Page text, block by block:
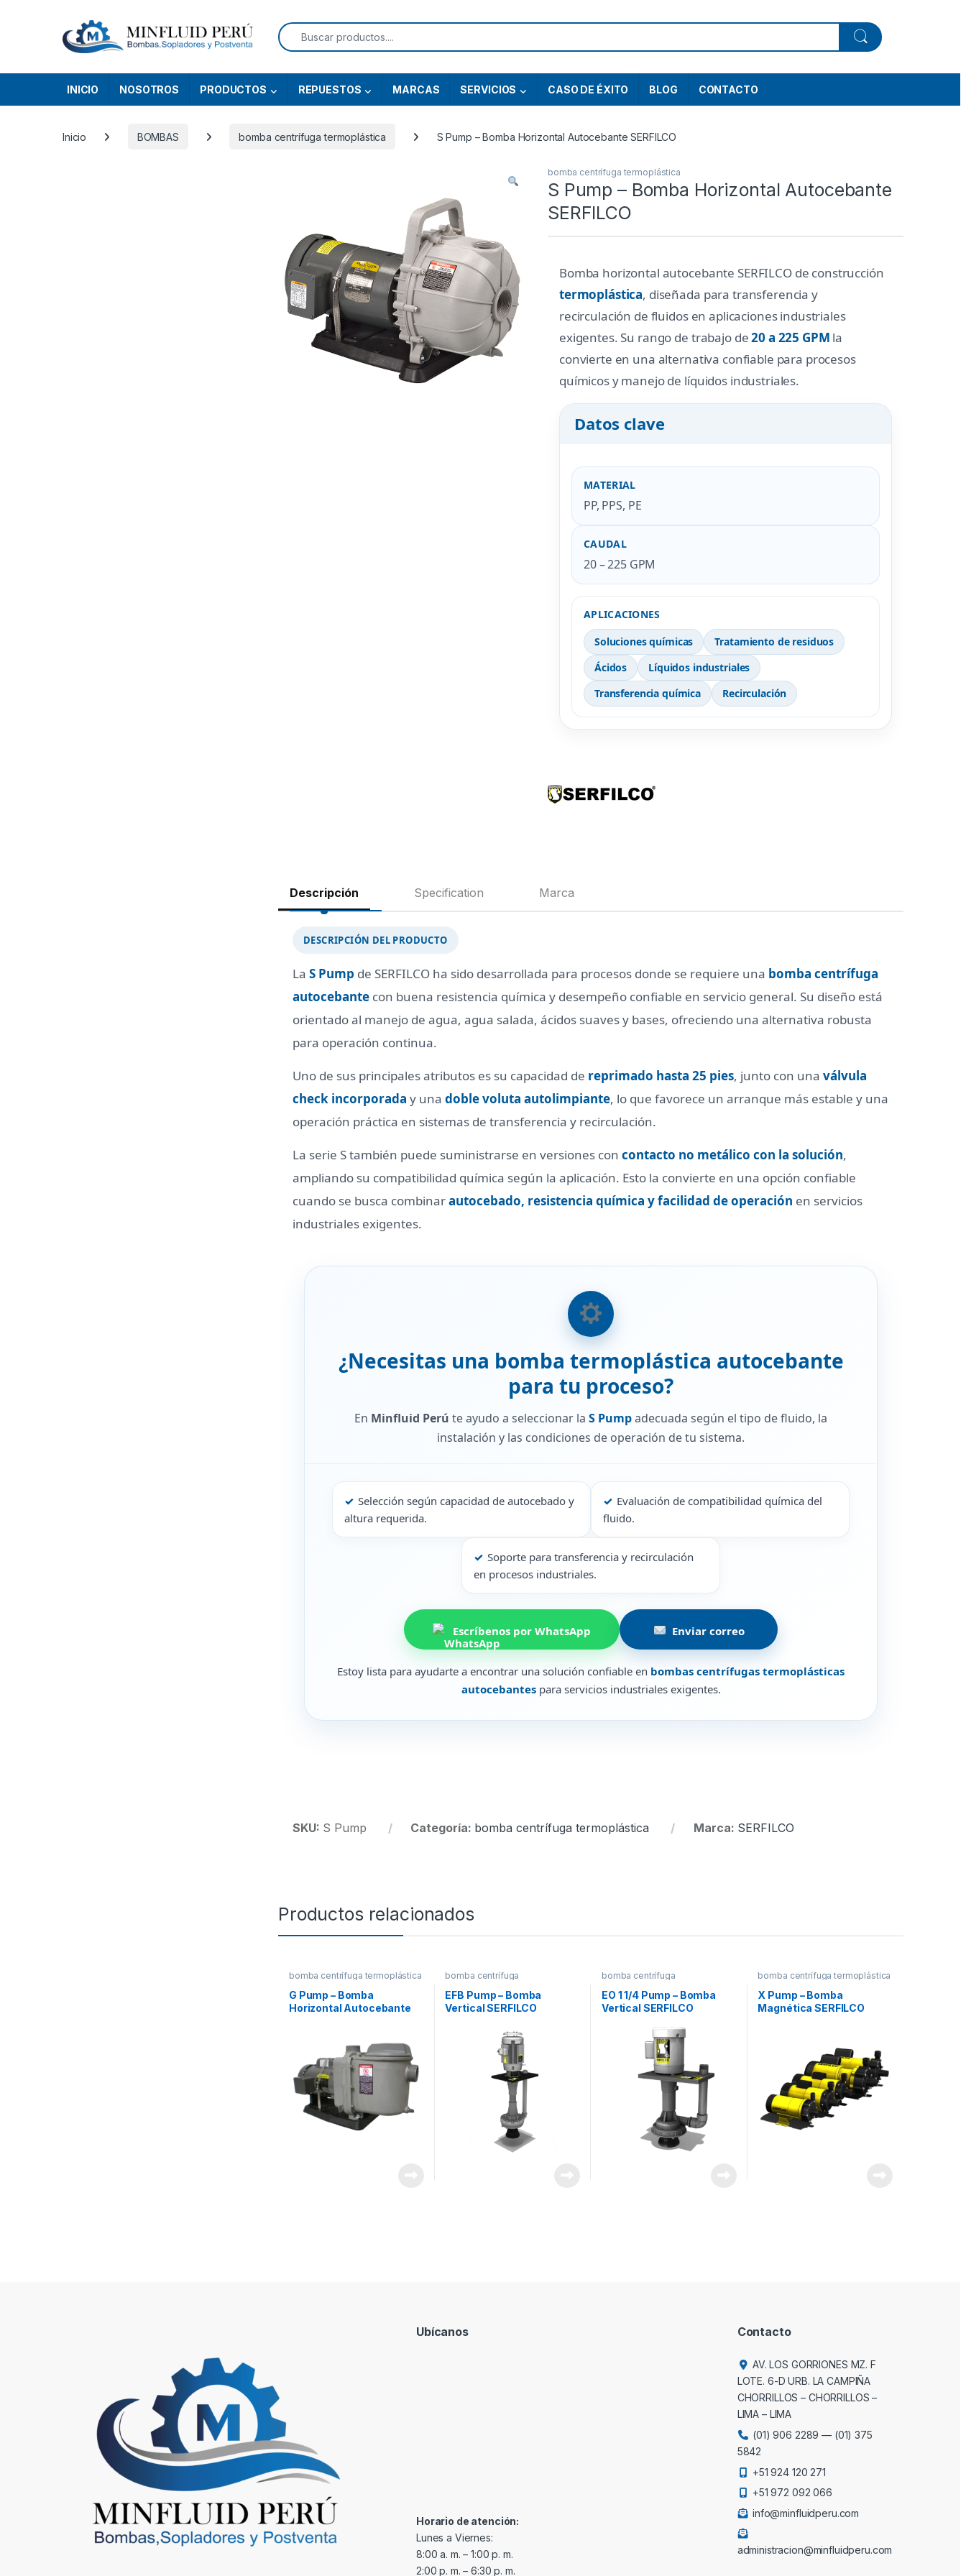
Search for:
INICIO NOSOTROS PRODUCTOS REPUESTOS MARCAS SERVICIOS CASO DE ÉXITO BLOG CONTACTO
Inicio BOMBAS bomba centrífuga termoplástica S Pump – Bomba Horizontal Autocebante SERFILCO
bomba centrífuga termoplástica
S Pump – Bomba Horizontal Autocebante
SERFILCO
Bomba horizontal autocebante SERFILCO de construcción
termoplástica, diseñada para transferencia y
recirculación de fluidos en aplicaciones industriales
exigentes. Su rango de trabajo de20 a 225 GPM la
convierte en una alternativa confiable para procesos
químicos y manejo de líquidos industriales.
Datos clave
MATERIAL
PP, PPS, PE
CAUDAL
20 – 225 GPM
APLICACIONES
Soluciones químicas
Tratamiento de residuos
Ácidos
Líquidos industriales
Transferencia química
Recirculación
Descripción Specification Marca
DESCRIPCIÓN DEL PRODUCTO
La S Pump de SERFILCO ha sido desarrollada para procesos donde se requiere una bomba centrífuga
autocebante con buena resistencia química y desempeño confiable en servicio general. Su diseño está
orientado al manejo de agua, agua salada, ácidos suaves y bases, ofreciendo una alternativa robusta
para operación continua.
Uno de sus principales atributos es su capacidad de reprimado hasta 25 pies, junto con una válvula
check incorporada y una doble voluta autolimpiante, lo que favorece un arranque más estable y una
operación práctica en sistemas de transferencia y recirculación.
La serie S también puede suministrarse en versiones con contacto no metálico con la solución,
ampliando su compatibilidad química según la aplicación. Esto la convierte en una opción confiable
cuando se busca combinarautocebado, resistencia química y facilidad de operación en servicios
industriales exigentes.
¿Necesitas una bomba termoplástica autocebante
para tu proceso?
En Minfluid Perú te ayudo a seleccionar la S Pumpadecuada según el tipo de fluido, la
instalación y las condiciones de operación de tu sistema.
✓ Selección según capacidad de autocebado y
altura requerida.
✓ Evaluación de compatibilidad química del
fluido.
✓ Soporte para transferencia y recirculación
en procesos industriales.
Escríbenos por WhatsApp Enviar correo
Estoy lista para ayudarte a encontrar una solución confiable en bombas centrífugas termoplásticas
autocebantespara servicios industriales exigentes.
SKU: S Pump Categoría: bomba centrífuga termoplástica Marca: SERFILCO
Productos relacionados
bomba centrífuga termoplástica
G Pump – Bomba
Horizontal Autocebante
bomba centrífuga
EFB Pump – Bomba
Vertical SERFILCO
bomba centrífuga
EO 1 1/4 Pump – Bomba
Vertical SERFILCO
bomba centrífuga termoplástica
X Pump – Bomba
Magnética SERFILCO
Ubícanos
Horario de atención:
Lunes a Viernes:
8:00 a. m. – 1:00 p. m.
2:00 p. m. – 6:30 p. m.
Contacto
AV. LOS GORRIONES MZ. F
LOTE. 6-D URB. LA CAMPIÑA
CHORRILLOS – CHORRILLOS –
LIMA – LIMA
(01) 906 2289 — (01) 375
5842
+51 924 120 271
+51 972 092 066
info@minfluidperu.com
administracion@minfluidperu.com